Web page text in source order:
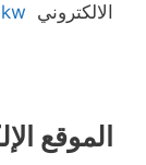
الالكتروني
الموقع